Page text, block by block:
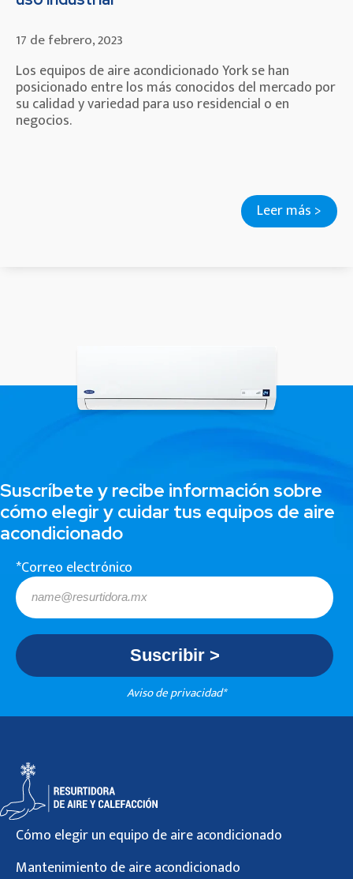
17 de febrero, 2023
Los equipos de aire acondicionado York se han
posicionado entre los más conocidos del mercado por
su calidad y variedad para uso residencial o en
negocios.
Leer más >
Suscríbete y recibe información sobre
cómo elegir y cuidar tus equipos de aire
acondicionado
*Correo electrónico
Aviso de privacidad*
Cómo elegir un equipo de aire acondicionado
Mantenimiento de aire acondicionado